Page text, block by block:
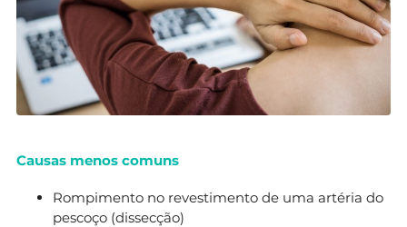
Causas menos comuns
Rompimento no revestimento de uma artéria do
pescoço (dissecção)